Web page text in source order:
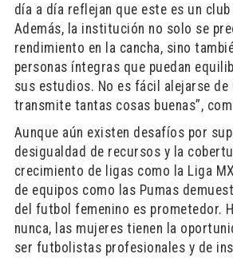
día a día reflejan que este es un
Además, la institución no solo se
rendimiento en la cancha, sino
personas íntegras que puedan
sus estudios. No es fácil alejarse de
transmite tantas cosas buenas”,
Aunque aún existen desafíos por
desigualdad de recursos y la
crecimiento de ligas como la Liga
de equipos como las Pumas
del futbol femenino es prometedor.
nunca, las mujeres tienen la
ser futbolistas profesionales y de